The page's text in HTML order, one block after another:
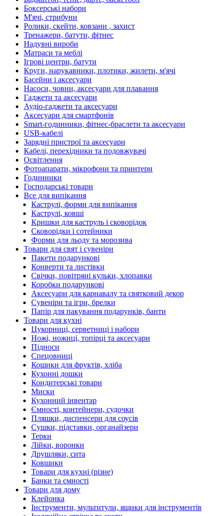
Боксерські набори
М'ячі, стрибуни
Ролики, скейти, ковзани , захист
Тренажери, батути, фітнес
Надувні вироби
Матраси та меблі
Ігрові центри, батути
Круги, нарукавники, плотики, жилети, м'ячі
Басейни і аксесуари
Насоси, човни, аксесуари для плавання
Гаджети та аксесуари
Аудіо-гаджети та аксесуари
Аксесуари для смартфонів
Smart-годинники, фітнес-браслети та аксесуари
USB-кабелі
Зарядні пристрої та аксесуари
Кабелі, перехідники та подовжувачі
Освітлення
Фотоапарати, мікрофони та принтери
Годинники
Господарські товари
Все для випікання
Каструлі, форми для випікання
Каструлі, ковші
Кришки для каструль і сковорідок
Сковорідки і сотейники
Форми для льоду та морозива
Товари для свят і сувеніри
Пакети подарункові
Конверти та листівки
Свічки, повітряні кульки, хлопавки
Коробки подарункові
Аксесуари для карнавалу та святковий декор
Сувеніри та ігри, брелки
Папір для пакування подарунків, банти
Товари для кухні
Цукорниці, серветниці і набори
Ножі, ножиці, топірці та аксесуари
Підноси
Спецовниці
Кошики для фруктів, хліба
Кухонні дошки
Кондитерські товари
Миски
Кухонний інвентар
Ємності, контейнери, судочки
Пляшки, диспенсери для соусів
Сушки, підставки, органайзери
Терки
Лійки, воронки
Друшляки, сита
Ковшики
Товари для кухні (різне)
Банки та ємності
Товари для дому
Клейонка
Інструменти, мультитули, ящики для інструментів